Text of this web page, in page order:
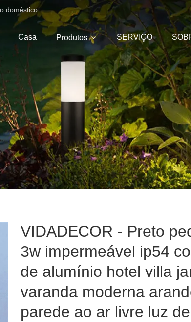
doméstico
Casa Produtos SERVIÇO
VIDADECOR - Preto
3w impermeável ip54
de alumínio hotel villa
varanda moderna
parede ao ar livre luz de